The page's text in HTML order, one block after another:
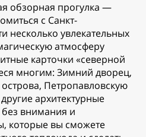
обзорная прогулка —
с Санкт-
несколько увлекательных
атмосферу
карточки «северной
многим: Зимний дворец,
Петропавловскую
архитектурные
внимания и
которые вы сможете